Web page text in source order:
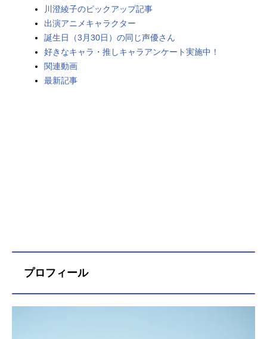
川澄綾子のピックアップ記事
出演アニメキャラクター
誕生日（3月30日）の同じ声優さん
好きなキャラ・推しキャラアンケート実施中！
関連動画
最新記事
プロフィール